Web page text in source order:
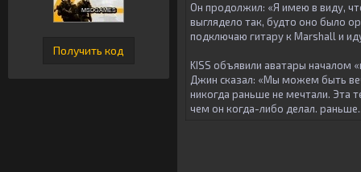
Он продолжил: «Я имею в виду,
выглядело так, будто оно было
подключаю гитару к Marshall и
KISS объявили аватары началом
Джин сказал: «Мы можем быть
никогда раньше не мечтали. Эта
чем он когда-либо делал.